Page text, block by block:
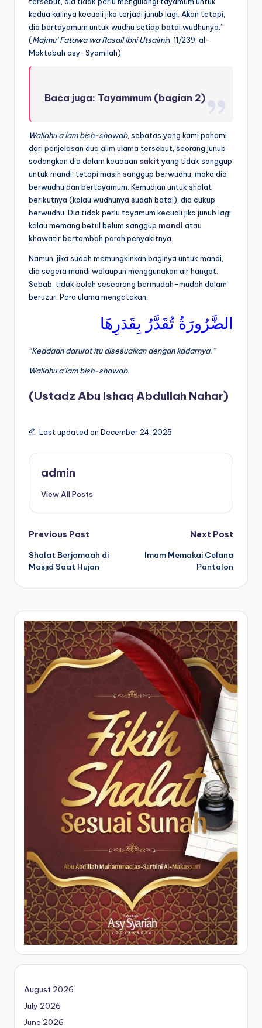
kedua kalinya kecuali jika terjadi junub lagi. Akan tetapi,
dia bertayamum untuk wudhu setiap batal wudhunya.”
(Majmu’ Fatawa waRasail IbniUtsaimin, 11/239, al-
Maktabah asy-Syamilah)
Baca juga: Tayammum (bagian 2)
Wallahu a’lam bish-shawab, sebatas yang kami pahami
dari penjelasan dua alim ulama tersebut, seorang junub
sedangkan dia dalam keadaan sakit yang tidak sanggup
untuk mandi, tetapi masih sanggup berwudhu, maka dia
berwudhu dan bertayamum. Kemudian untuk shalat
berikutnya (kalau wudhunya sudah batal), dia cukup
berwudhu. Dia tidak perlu tayamum kecuali jika junub lagi
kalau memang betul belum sanggup mandi atau
khawatir bertambah parah penyakitnya.
Namun, jika sudah memungkinkan baginya untuk mandi,
dia segera mandi walaupun menggunakan air hangat.
Sebab, tidak boleh seseorang bermudah-mudah dalam
beruzur. Para ulama mengatakan,
الضَّرُورَةُ تُقَدَّرُ بِقَدَرِهَا
“Keadaan darurat itu disesuaikan dengan kadarnya.”
Wallahu a’lam bish-shawab.
(Ustadz Abu Ishaq Abdullah Nahar)
Last updated on December 24, 2025
admin
View All Posts
Post
navigation
Previous Post
Shalat Berjamaah di
Masjid Saat Hujan
Next Post
Imam Memakai Celana
Pantalon
August 2026
July 2026
June 2026